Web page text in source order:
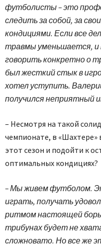
футболисты – это
следить за собой, за
кондициями. Если все
травмы уменьшается, и
говорить конкретно о
был жесткий стык в
хотел уступить.
получился неприятный
– Несмотря на такой
чемпионате, в «Шахтере»
этот сезон и подойти к
оптимальных кондициях?
– Мы живем футболом.
играть, получать
ритмом настоящей
трибунах будет не
сложновато. Но все же